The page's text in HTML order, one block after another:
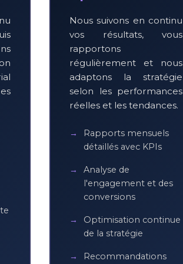
Nous suivons en continu
vos résultats, vous
rapportons
régulièrement et nous
adaptons la stratégie
selon les performances
réelles et les tendances.
Rapports mensuels
détaillés avec KPIs
Analyse de
l'engagement et des
conversions
Optimisation continue
de la stratégie
Recommandations